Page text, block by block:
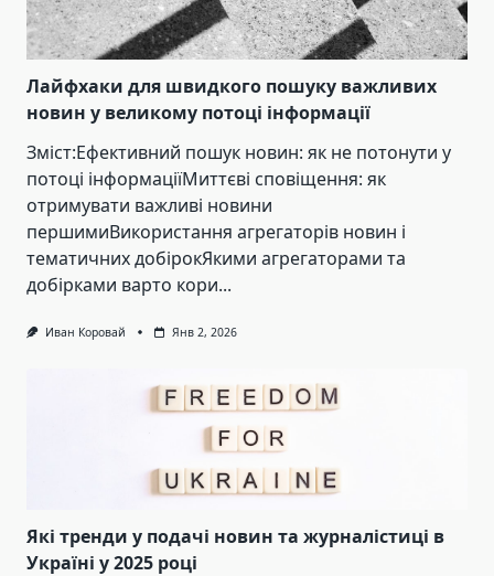
Лайфхаки для швидкого пошуку важливих
новин у великому потоці інформації
Зміст:Ефективний пошук новин: як не потонути у
потоці інформаціїМиттєві сповіщення: як
отримувати важливі новини
першимиВикористання агрегаторів новин і
тематичних добірокЯкими агрегаторами та
добірками варто кори...
Иван Коровай Янв 2, 2026
Які тренди у подачі новин та журналістиці в
Україні у 2025 році